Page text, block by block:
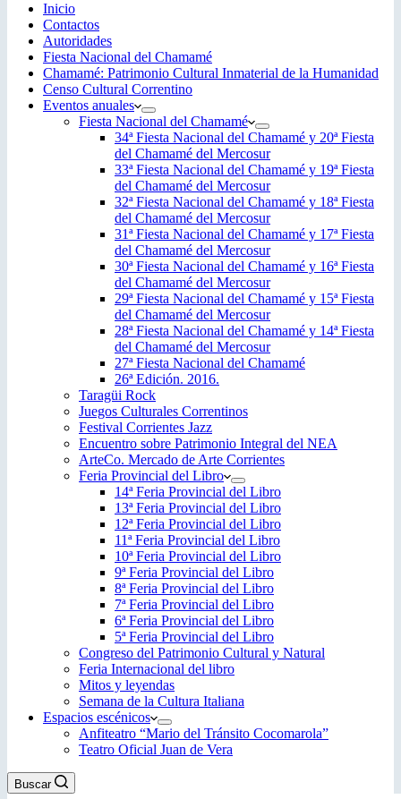
Inicio
Contactos
Autoridades
Fiesta Nacional del Chamamé
Chamamé: Patrimonio Cultural Inmaterial de la Humanidad
Censo Cultural Correntino
Eventos anuales
Fiesta Nacional del Chamamé
34ª Fiesta Nacional del Chamamé y 20ª Fiesta
del Chamamé del Mercosur
33ª Fiesta Nacional del Chamamé y 19ª Fiesta
del Chamamé del Mercosur
32ª Fiesta Nacional del Chamamé y 18ª Fiesta
del Chamamé del Mercosur
31ª Fiesta Nacional del Chamamé y 17ª Fiesta
del Chamamé del Mercosur
30ª Fiesta Nacional del Chamamé y 16ª Fiesta
del Chamamé del Mercosur
29ª Fiesta Nacional del Chamamé y 15ª Fiesta
del Chamamé del Mercosur
28ª Fiesta Nacional del Chamamé y 14ª Fiesta
del Chamamé del Mercosur
27ª Fiesta Nacional del Chamamé
26ª Edición. 2016.
Taragüi Rock
Juegos Culturales Correntinos
Festival Corrientes Jazz
Encuentro sobre Patrimonio Integral del NEA
ArteCo. Mercado de Arte Corrientes
Feria Provincial del Libro
14ª Feria Provincial del Libro
13ª Feria Provincial del Libro
12ª Feria Provincial del Libro
11ª Feria Provincial del Libro
10ª Feria Provincial del Libro
9ª Feria Provincial del Libro
8ª Feria Provincial del Libro
7ª Feria Provincial del Libro
6ª Feria Provincial del Libro
5ª Feria Provincial del Libro
Congreso del Patrimonio Cultural y Natural
Feria Internacional del libro
Mitos y leyendas
Semana de la Cultura Italiana
Espacios escénicos
Anfiteatro “Mario del Tránsito Cocomarola”
Teatro Oficial Juan de Vera
Buscar